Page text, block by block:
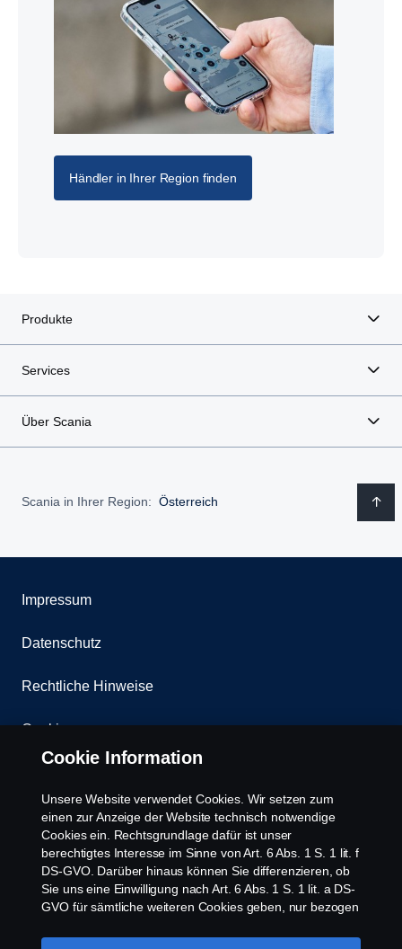
Händler in Ihrer Region finden
Produkte
Services
Über Scania
Scania in Ihrer Region: Österreich
Impressum
Datenschutz
Rechtliche Hinweise
Cookies
Whistleblowing
Scania Cookie Richtlinie
Cookie Information
Unsere Website verwendet Cookies. Wir setzen zum
einen zur Anzeige der Website technisch notwendige
Cookies ein. Rechtsgrundlage dafür ist unser
berechtigtes Interesse im Sinne von Art. 6 Abs. 1 S. 1 lit. f
DS-GVO. Darüber hinaus können Sie differenzieren, ob
Sie uns eine Einwilligung nach Art. 6 Abs. 1 S. 1 lit. a DS-
GVO für sämtliche weiteren Cookies geben, nur bezogen
Diese Einwilligung ist freiwillig und kann jederzeit mit